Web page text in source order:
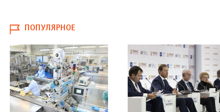
ПОПУЛЯРНОЕ